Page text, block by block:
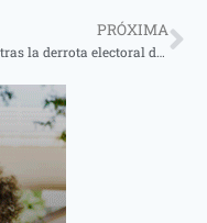
PRÓXIMA
Suaid tras la derrota electoral de Juntos por el Cambio, entre Valdés y Ricardo